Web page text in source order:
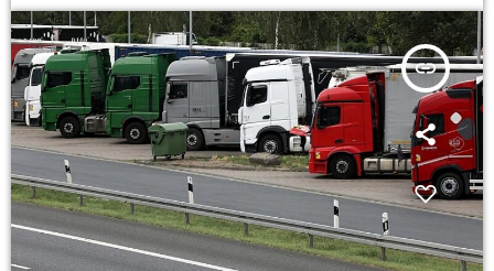
insert_link